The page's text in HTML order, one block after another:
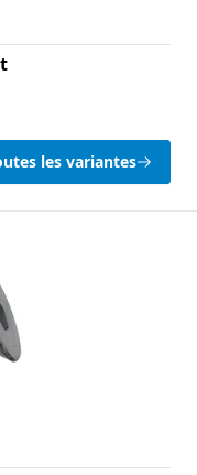
les variantes